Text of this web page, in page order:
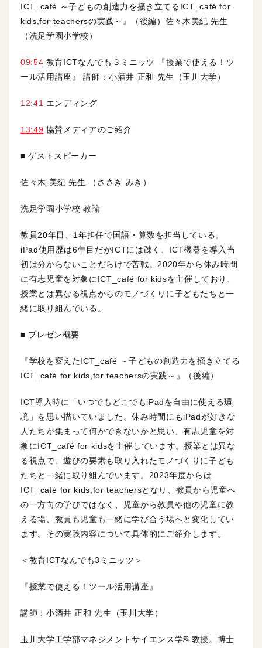
ICT_café ～子どもの創造力を掻き立てるICT_café for
kids,for teachersの実践～』（後編）佐々木美紀 先生
（洗足学園小学校）
09:54 教育ICTなんでも３ミニッツ 『授業で使える！ツ
ール活用講座』 講師：小酒井 正和 先生（玉川大学）
12:41 エンディング
13:49 協賛メディアのご紹介
■ ゲストスピーカー
佐々木 美紀 先生 （ささき みき）
洗足学園小学校 教諭
教員20年目、1年担任で国語・算数を担当している。
iPad使用歴は6年目だがICTには疎く、ICT機器を導入当
初は分からないことだらけで苦戦。2020年から休み時間
に有志児童を対象にICT_café for kidsを主催しており、
授業とは異なる視点からのモノづくりに子どもたちと一
緒に取り組んでいる。
■ プレゼン概要
『学校を変えたICT_café ～子どもの創造力を掻き立てる
ICT_café for kids,for teachersの実践～』（後編）
ICT導入時に「いつでもどこでもiPadを自由に使える環
境」を思い描いていました。休み時間にもiPadが好きな
人たちが集まって何かできないかと思い、有志児童を対
象にICT_café for kidsを主催しています。授業とは異な
る視点で、遊びの要素も取り入れたモノづくりに子ども
たちと一緒に取り組んでいます。2023年度からは
ICT_café for kids,for teachersとなり、教員から児童へ
の一方向の学びではなく、児童から教員や他の児童に教
える場、教員も児童も一緒に学び合う場へと変化してい
ます。その実践内容について具体的にご紹介します。
＜教育ICTなんでも3ミニッツ＞
『授業で使える！ツール活用講座』
講師：小酒井 正和 先生（玉川大学）
玉川大学工学部マネジメントサイエンス学科教授。博士